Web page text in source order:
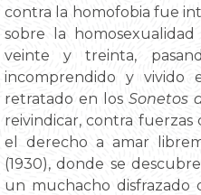
contra la homofobia fue
sobre la
veinte y treinta,
incomprendido y vivido
retratado en los Sonetos
reivindicar, contra fuerzas
el derecho a amar
(1930), donde se
un muchacho